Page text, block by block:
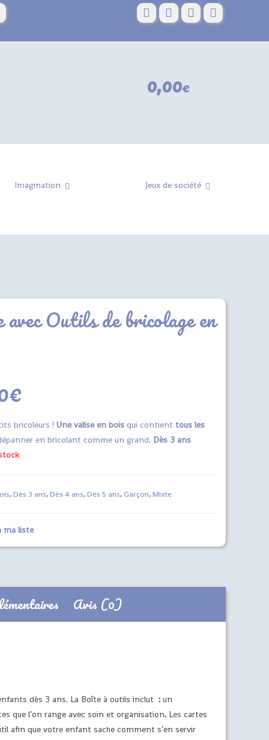
0,00€
Imagination Jeux de société
Outils de bricolage en
€
bricoleurs ! Une valise en boisqui contient tous les
en bricolant comme un grand. Dès 3 ans
,Dès 3 ans,Dès 4 ans,Dès 5 ans, Garçon,Mixte
ma liste
Avis (0)
dès 3 ans. La Boîte à outils inclut : un
que l’on range avec soin et organisation. Les cartes
afin que votre enfant sache comment s’en servir